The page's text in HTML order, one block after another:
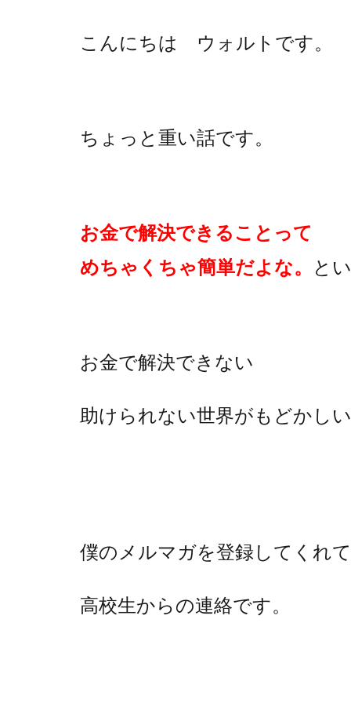
こんにちは ウォルトです。
ちょっと重い話です。
お金で解決できることって
めちゃくちゃ簡単だよな。
と
お金で解決できない
助けられない世界がもどかしい
僕のメルマガを登録してくれ
高校生からの連絡です。